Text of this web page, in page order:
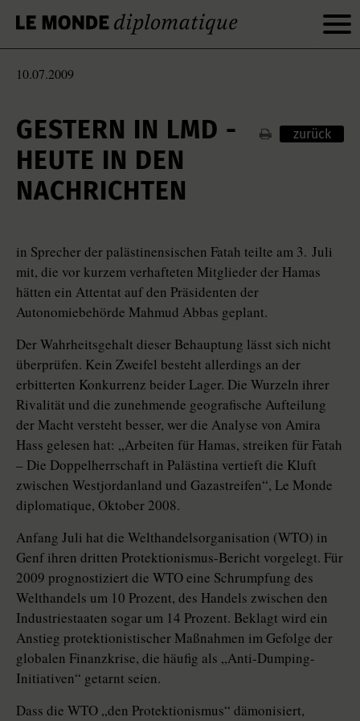
10.07.2009
GESTERN IN LMD -
HEUTE IN DEN
NACHRICHTEN
zurück
in Sprecher der palästinensischen Fatah teilte am 3. Juli
mit, die vor kurzem verhafteten Mitglieder der Hamas
hätten ein Attentat auf den Präsidenten der
Autonomiebehörde Mahmud Abbas geplant.
Der Wahrheitsgehalt dieser Behauptung lässt sich nicht
überprüfen. Kein Zweifel besteht allerdings an der
erbitterten Konkurrenz beider Lager. Die Wurzeln ihrer
Rivalität und die zunehmende geografische Aufteilung
der Macht versteht besser, wer die Analyse von Amira
Hass gelesen hat: „Arbeiten für Hamas, streiken für Fatah
– Die Doppelherrschaft in Palästina vertieft die Kluft
zwischen Westjordanland und Gazastreifen“, Le Monde
diplomatique, Oktober 2008.
Anfang Juli hat die Welthandelsorganisation (WTO) in
Genf ihren dritten Protektionismus-Bericht vorgelegt. Für
2009 prognostiziert die WTO eine Schrumpfung des
Welthandels um 10 Prozent, des Handels zwischen den
Industriestaaten sogar um 14 Prozent. Beklagt wird ein
Anstieg protektionistischer Maßnahmen im Gefolge der
globalen Finanzkrise, die häufig als „Anti-Dumping-
Initiativen“ getarnt seien.
Dass die WTO „den Protektionismus“ dämonisiert,